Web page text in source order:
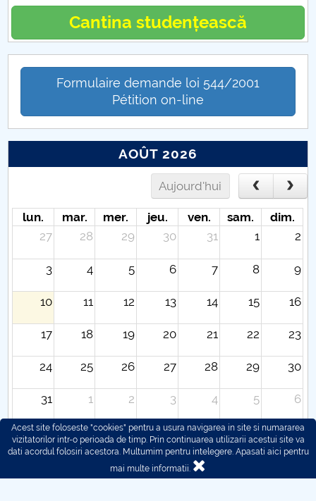
Cantina studențească
Formulaire demande loi 544/2001
Pétition on-line
AOÛT 2026
Aujourd'hui
lun. mar. mer. jeu. ven. sam.
dim.
27
28 29 30 31 1 2
3 4 5 6 7 8 9
10 11 12 13 14 15 16
17 18 19 20 21 22 23
24 25 26 27 28 29 30
31 1 2 3 4 5 6
Acest site foloseste "cookies" pentru a usura navigarea in site si numararea
vizitatorilor intr-o perioada de timp. Prin continuarea utilizarii acestui site va
dati acordul folosiri acestora. Multumim pentru intelegere. Apasati aici pentru
mai multe informatii.